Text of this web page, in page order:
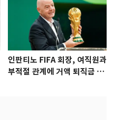
인판티노 FIFA 회장, 여직원과
부적절 관계에 거액 퇴직금 지